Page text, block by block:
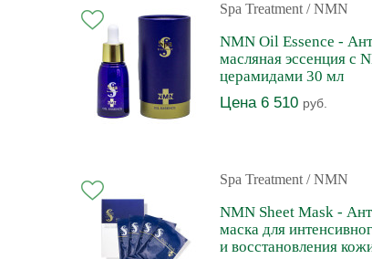
Spa Treatment / NMN
NMN Oil Essence -
масляная эссенция с
церамидами 30 мл
Цена 6 510 руб.
Spa Treatment / NMN
NMN Sheet Mask -
маска для
и восстановления